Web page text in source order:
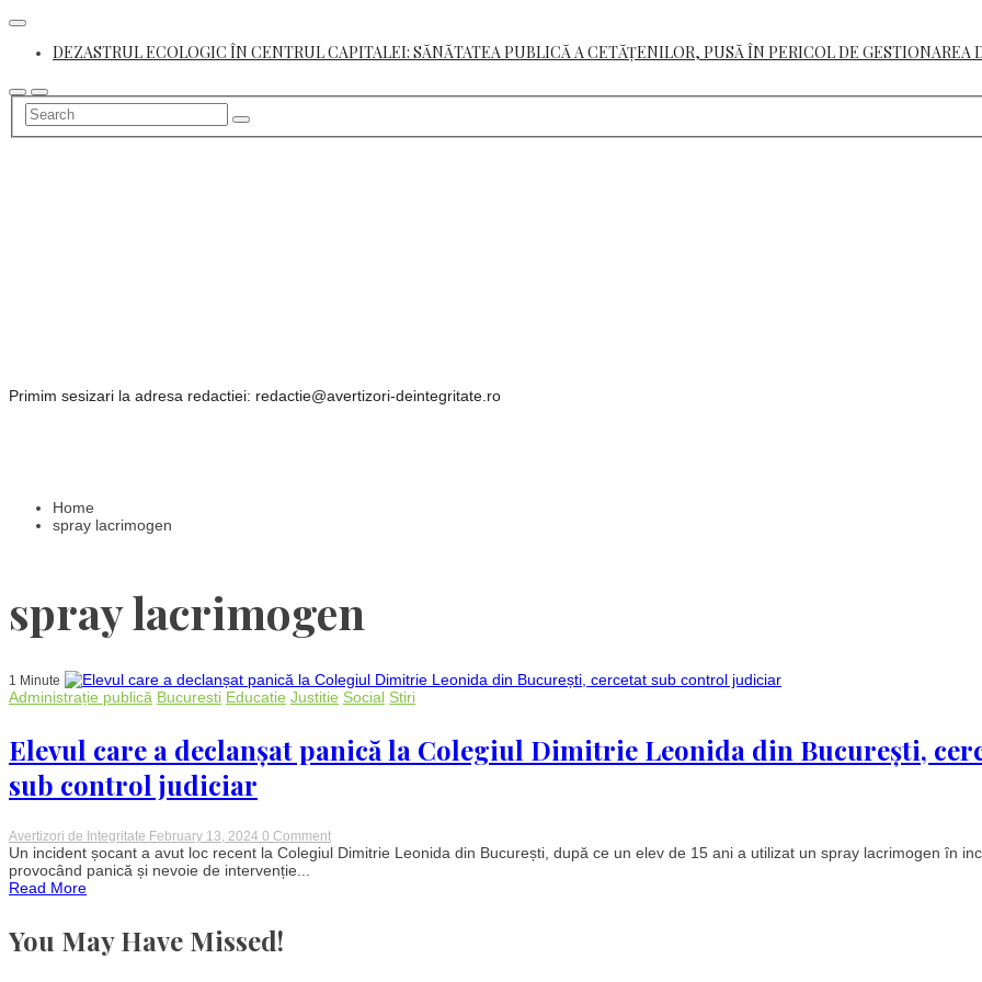
Skip
contentDEZASTRUL ECOLOGIC ÎN CENTRUL CAPITALEI: SĂNĂTATEA PUBLICĂ A CETĂȚENILOR, PUSĂ ÎN PERICOL DE GESTIONAREA
Primim sesizari la adresa redactiei: redactie@avertizori-deintegritate.ro
Home
spray lacrimogen
spray lacrimogen
1 Minute
Administrație publică Bucuresti Educatie Justitie Social Stiri
Elevul care a declanșat panică la Colegiul Dimitrie Leonida din București,
sub control judiciar
Avertizori de Integritate February 13, 2024 0 Commenton
Elevul
Un incident șocant a avut loc recent la Colegiul Dimitrie Leonida din București, după ce un elev de 15 ani a utilizat un spray lacrimogen în
provocând panică și nevoie de intervenție...
Read More
You May Have Missed!